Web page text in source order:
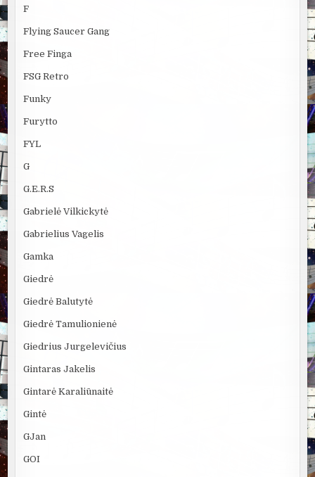
F
Flying Saucer Gang
Free Finga
FSG Retro
Funky
Furytto
FYL
G
G.E.R.S
Gabrielė Vilkickytė
Gabrielius Vagelis
Gamka
Giedrė
Giedrė Balutytė
Giedrė Tamulionienė
Giedrius Jurgelevičius
Gintaras Jakelis
Gintarė Karaliūnaitė
Gintė
GJan
GOI